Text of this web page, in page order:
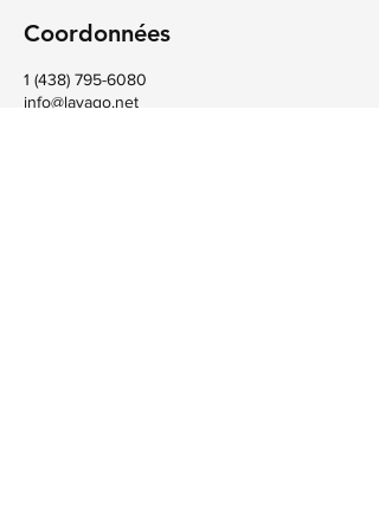
Coordonnées
1 (438) 795-6080
info@lavago.net